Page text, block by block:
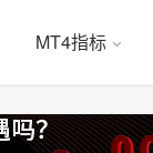
MT4指标